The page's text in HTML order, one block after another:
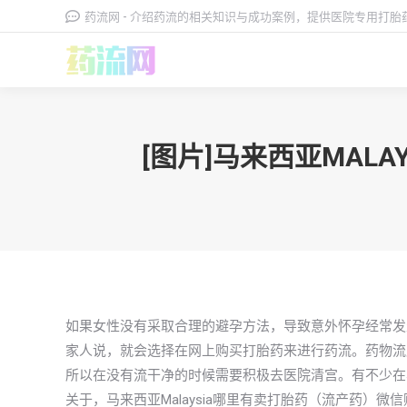
药流网 - 介绍药流的相关知识与成功案例，提供医院专用打
[图片]马来西亚
如果女性没有采取合理的避孕方法，导致意外怀孕经常
家人说，就会选择在网上购买打胎药来进行药流。药物
所以在没有流干净的时候需要积极去医院清宫。有不少
关于，马来西亚Malaysia哪里有卖打胎药（流产药）微